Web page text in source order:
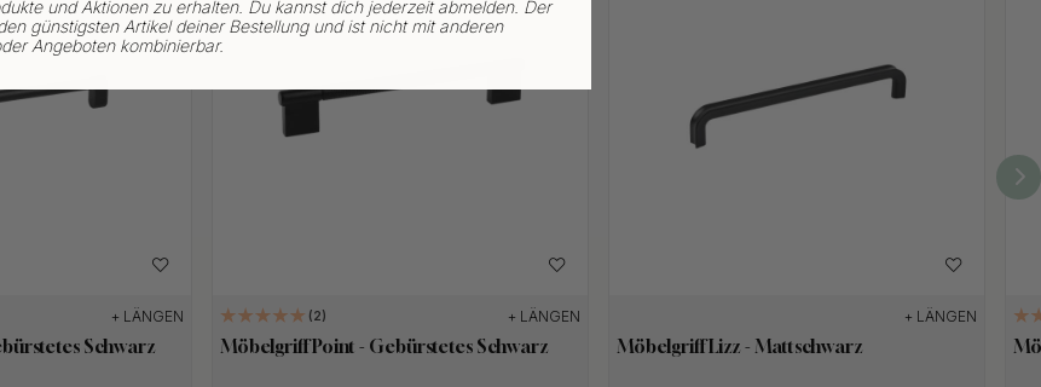
+ LÄNGEN
Schwarz
2 + LÄNGEN
Möbelgriff Point - Gebürstetes Schwarz
+ LÄNGEN
Möbelgriff Lizz - Mattschwarz
und Aktionen zu erhalten. Du kannst dich jederzeit abmelden. Der
günstigsten Artikel deiner Bestellung und ist nicht mit anderen
Angeboten kombinierbar.